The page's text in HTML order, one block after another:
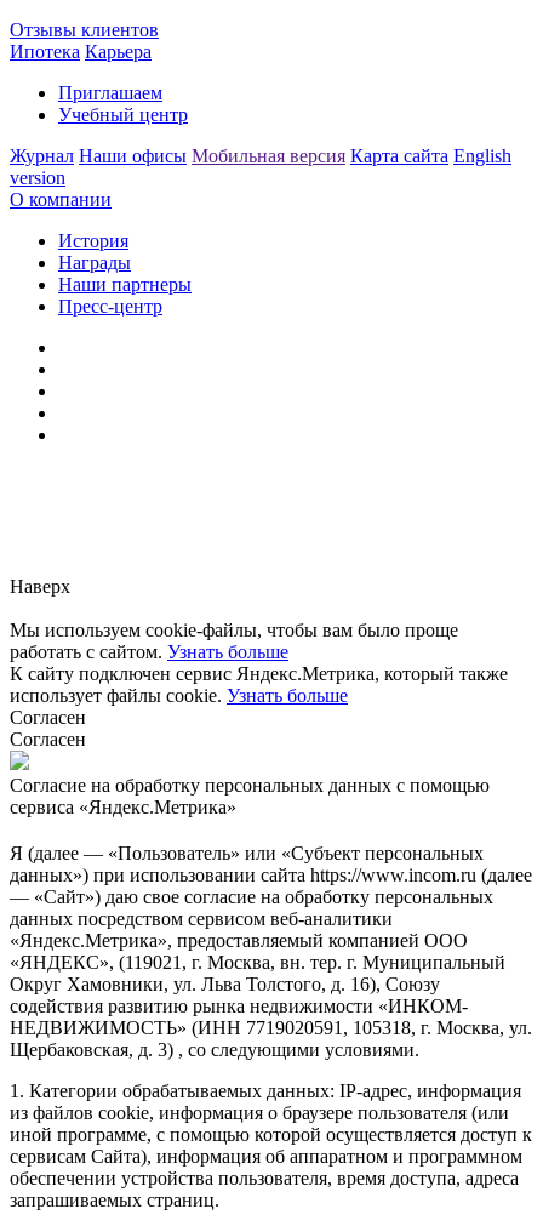
Отзывы клиентов
Ипотека Карьера
Приглашаем
Учебный центр
Журнал Наши офисы Мобильная версия Карта сайта English
version
О компании
История
Награды
Наши партнеры
Пресс-центр
Наверх
Мы используем cookie-файлы, чтобы вам было проще
работать с сайтом. Узнать больше
К сайту подключен сервис Яндекс.Метрика, который также
использует файлы cookie. Узнать больше
Согласен
Согласен
Согласие на обработку персональных данных с помощью
сервиса «Яндекс.Метрика»
Я (далее — «Пользователь» или «Субъект персональных
данных») при использовании сайта https://www.incom.ru (далее
— «Сайт») даю свое согласие на обработку персональных
данных посредством сервисом веб-аналитики
«Яндекс.Метрика», предоставляемый компанией ООО
«ЯНДЕКС», (119021, г. Москва, вн. тер. г. Муниципальный
Округ Хамовники, ул. Льва Толстого, д. 16), Союзу
содействия развитию рынка недвижимости «ИНКОМ-
НЕДВИЖИМОСТЬ» (ИНН 7719020591, 105318, г. Москва, ул.
Щербаковская, д. 3) , со следующими условиями.
1. Категории обрабатываемых данных: IP-адрес, информация
из файлов cookie, информация о браузере пользователя (или
иной программе, с помощью которой осуществляется доступ к
сервисам Сайта), информация об аппаратном и программном
обеспечении устройства пользователя, время доступа, адреса
запрашиваемых страниц.